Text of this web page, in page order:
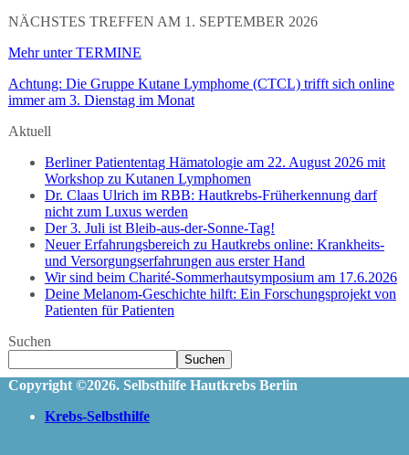
NÄCHSTES TREFFEN AM 1. SEPTEMBER 2026
Mehr unter TERMINE
Achtung: Die Gruppe Kutane Lymphome (CTCL) trifft sich online
immer am 3. Dienstag im Monat
Aktuell
Berliner Patiententag Hämatologie am 22. August 2026 mit
Workshop zu Kutanen Lymphomen
Dr. Claas Ulrich im RBB: Hautkrebs-Früherkennung darf
nicht zum Luxus werden
Der 3. Juli ist Bleib-aus-der-Sonne-Tag!
Neuer Erfahrungsbereich zu Hautkrebs online: Krankheits-
und Versorgungserfahrungen aus erster Hand
Wir sind beim Charité-Sommerhautsymposium am 17.6.2026
Deine Melanom-Geschichte hilft: Ein Forschungsprojekt von
Patienten für Patienten
Suchen
Suchen
Copyright ©2026. Selbsthilfe Hautkrebs Berlin
Krebs-Selbsthilfe